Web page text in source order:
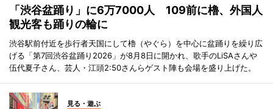
「渋谷盆踊り」に6万7000人 109前に櫓、外国人
観光客も踊りの輪に
渋谷駅前付近を歩行者天国にして櫓（やぐら）を中心に盆踊りを繰り広
げる「第7回渋谷盆踊り2026」が8月8日に開かれ、歌手のLiSAさんや
伍代夏子さん、芸人・江頭2:50さんらゲスト陣も会場を盛り上げた。
見る・遊ぶ